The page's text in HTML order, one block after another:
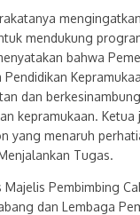
mendukung
bahwa
dan
kepramukaan.
yang menaruh
Tugas.
Pembimbing
dan Lembaga